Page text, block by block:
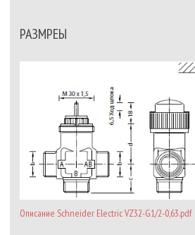
РАЗМРЕЫ
Описание Schneider Electric VZ32-G1/2-0,63.pdf